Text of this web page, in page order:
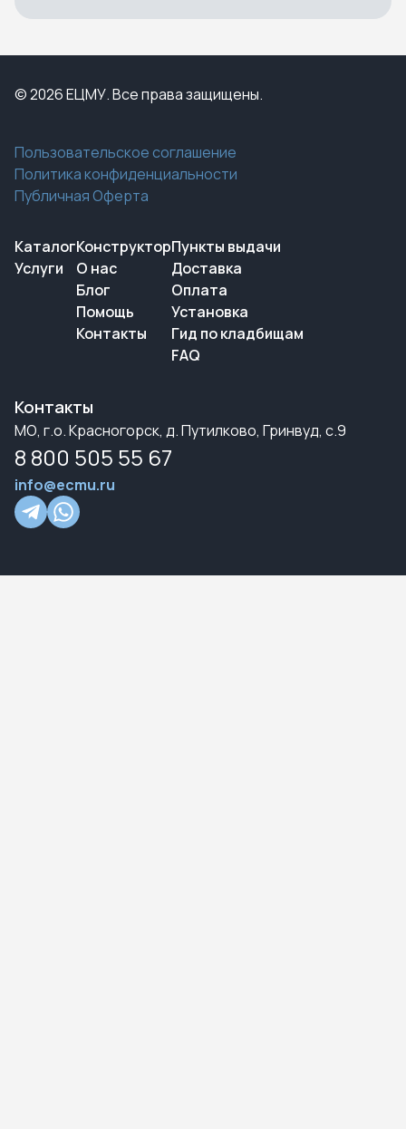
© 2026 ЕЦМУ. Все права защищены.
Пользовательское соглашение
Политика конфиденциальности
Публичная Оферта
Каталог
Услуги
Конструктор
О нас
Блог
Помощь
Контакты
Пункты выдачи
Доставка
Оплата
Установка
Гид по кладбищам
FAQ
Контакты
МО, г.о. Красногорск, д. Путилково, Гринвуд, с.9
8 800 505 55 67
info@ecmu.ru